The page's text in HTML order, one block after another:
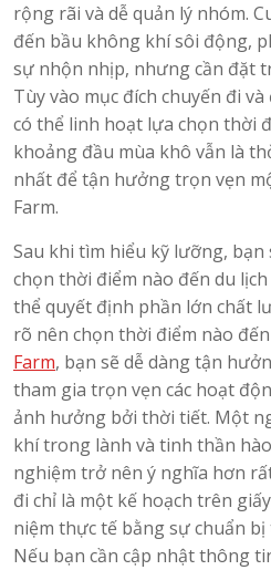
rộng rãi và dễ quản lý nhóm.
đến bầu không khí sôi động,
sự nhộn nhịp, nhưng cần đặt
Tùy vào mục đích chuyến đi
có thể linh hoạt lựa chọn thời
khoảng đầu mùa khô vẫn là
nhất để tận hưởng trọn vẹn
Farm.
Sau khi tìm hiểu kỹ lưỡng, bạn
chọn thời điểm nào đến du
thể quyết định phần lớn chất
rõ nên chọn thời điểm nào đến
Farm, bạn sẽ dễ dàng tận
tham gia trọn vẹn các hoạt
ảnh hưởng bởi thời tiết. Một
khí trong lành và tinh thần
nghiệm trở nên ý nghĩa hơn
đi chỉ là một kế hoạch trên
niệm thực tế bằng sự chuẩn
Nếu bạn cần cập nhật thông